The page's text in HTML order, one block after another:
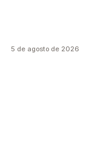
5 de agosto de 2026